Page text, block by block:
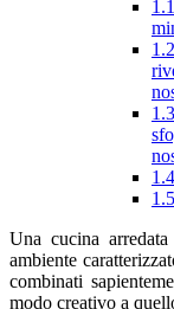
Una cucina
ambiente
combinati
modo creativo a